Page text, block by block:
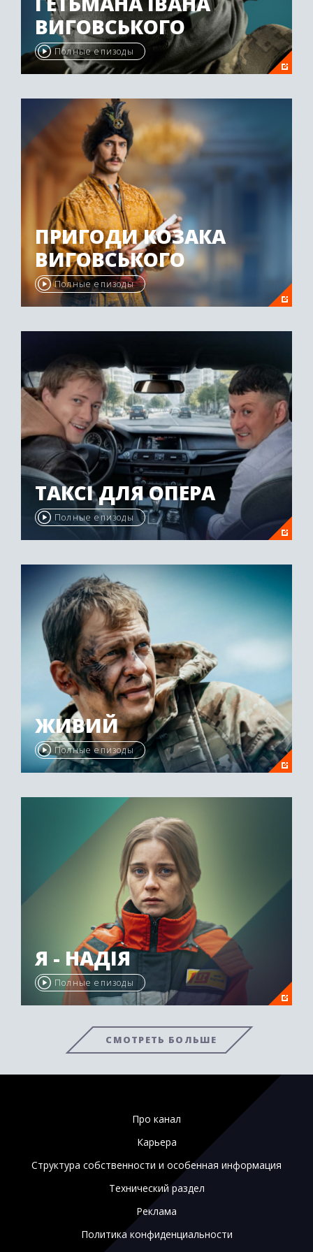
ВИГОВСЬКОГО
Полные епизоды
ПРИГОДИ КОЗАКА
ВИГОВСЬКОГО
Полные епизоды
ТАКСІ ДЛЯ ОПЕРА
Полные епизоды
ЖИВИЙ
Полные епизоды
Я - НАДІЯ
Полные епизоды
СМОТРЕТЬ БОЛЬШЕ
Про канал
Карьера
Структура собственности и особенная информация
Технический раздел
Реклама
Политика конфиденциальности